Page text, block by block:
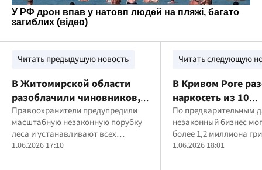
Читать предыдущую новость
В Житомирской области
разоблачили чиновников,
которые готовили
незаконную вырубку почти
200 сосен
Правоохранители предупредили
масштабную незаконную порубку
леса и устанавливают всех
причастных к схеме
1.06.2026 17:10
Читать следующую
В Кривом Роге
наркосеть из 10
участников:
продавали через
"закладки"
По предварительным
незаконный бизнес
более 1,2 миллиона
прибыли
1.06.2026 18:01